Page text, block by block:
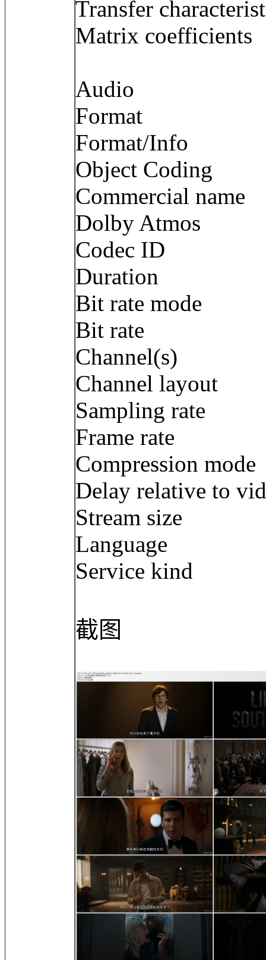
Transfer
Matrix
Audio
Format :
Format/Info :
Object Coding
Commercial
Dolby Atmos
Codec ID :
Duration :
Bit rate mode
Bit rate :
Channel(s) :
Channel
Sampling
Frame rate :
Compression
Delay relative to
Stream size :
Language
Service kind :
截图